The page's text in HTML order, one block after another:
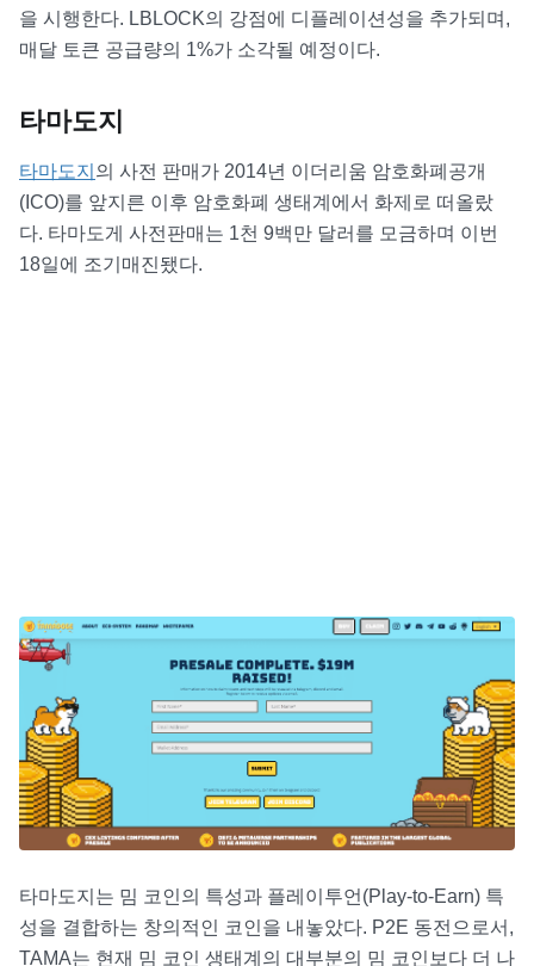
을 시행한다. LBLOCK의 강점에 디플레이션성을 추가되며,
매달 토큰 공급량의 1%가 소각될 예정이다.
타마도지
타마도지 의 사전 판매가 2014년 이더리움 암호화폐공개
(ICO)를 앞지른 이후 암호화폐 생태계에서 화제로 떠올랐
다. 타마도게 사전판매는 1천 9백만 달러를 모금하며 이번
18일에 조기매진됐다.
타마도지는 밈 코인의 특성과 플레이투언(Play-to-Earn) 특
성을 결합하는 창의적인 코인을 내놓았다. P2E 동전으로서,
TAMA는 현재 밈 코인 생태계의 대부분의 밈 코인보다 더 나